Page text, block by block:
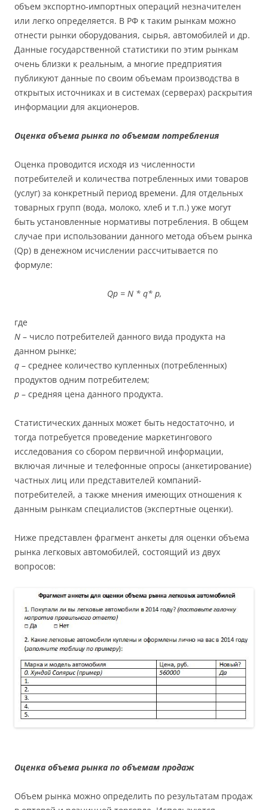
объем экспортно-импортных операций незначителен
или легко определяется. В РФ к таким рынкам можно
отнести рынки оборудования, сырья, автомобилей и др.
Данные государственной статистики по этим рынкам
очень близки к реальным, а многие предприятия
публикуют данные по своим объемам производства в
открытых источниках и в системах (серверах) раскрытия
информации для акционеров.
Оценка объема рынка по объемам потребления
Оценка проводится исходя из численности
потребителей и количества потребленных ими товаров
(услуг) за конкретный период времени. Для отдельных
товарных групп (вода, молоко, хлеб и т.п.) уже могут
быть установленные нормативы потребления. В общем
случае при использовании данного метода объем рынка
(Qp) в денежном исчислении рассчитывается по
формуле:
Qp = N * q* p,
где
N – число потребителей данного вида продукта на
данном рынке;
q – среднее количество купленных (потребленных)
продуктов одним потребителем;
p – средняя цена данного продукта.
Статистических данных может быть недостаточно, и
тогда потребуется проведение маркетингового
исследования со сбором первичной информации,
включая личные и телефонные опросы (анкетирование)
частных лиц или представителей компаний-
потребителей, а также мнения имеющих отношения к
данным рынкам специалистов (экспертные оценки).
Ниже представлен фрагмент анкеты для оценки объема
рынка легковых автомобилей, состоящий из двух
вопросов:
Оценка объема рынка по объемам продаж
Объем рынка можно определить по результатам продаж